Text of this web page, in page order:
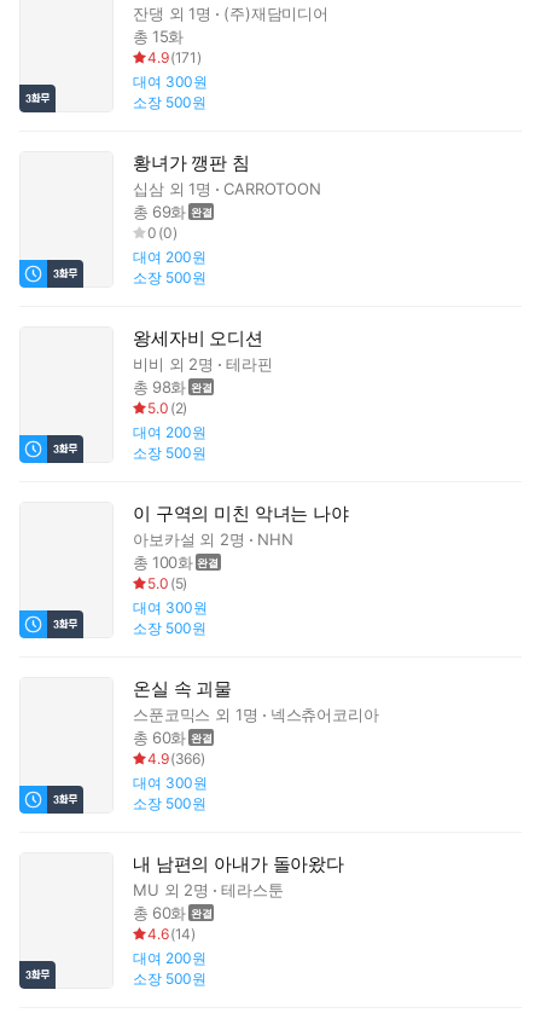
잔댕 외 1명
(주)재담미디어
총 15화
4.9(171 )
대여 300원
소장 500원
황녀가 깽판 침
십삼외 1명
CARROTOON
총 69화
0 (0)
대여 200원
소장 500원
왕세자비 오디션
비비 외 2명
테라핀
총 98화
5.0 (2)
대여 200원
소장 500원
이 구역의 미친 악녀는 나야
아보카설 외 2명
NHN
총 100화
5.0 (5)
대여 300원
소장 500원
온실 속 괴물
스푼코믹스 외 1명
넥스츄어코리아
총 60화
4.9(366)
대여 300원
소장 500원
내 남편의 아내가 돌아왔다
MU 외 2명
테라스툰
총 60화
4.6(14)
대여 200원
소장 500원